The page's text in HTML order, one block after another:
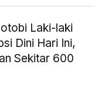
Laki-laki
Dini Hari Ini,
Sekitar 600